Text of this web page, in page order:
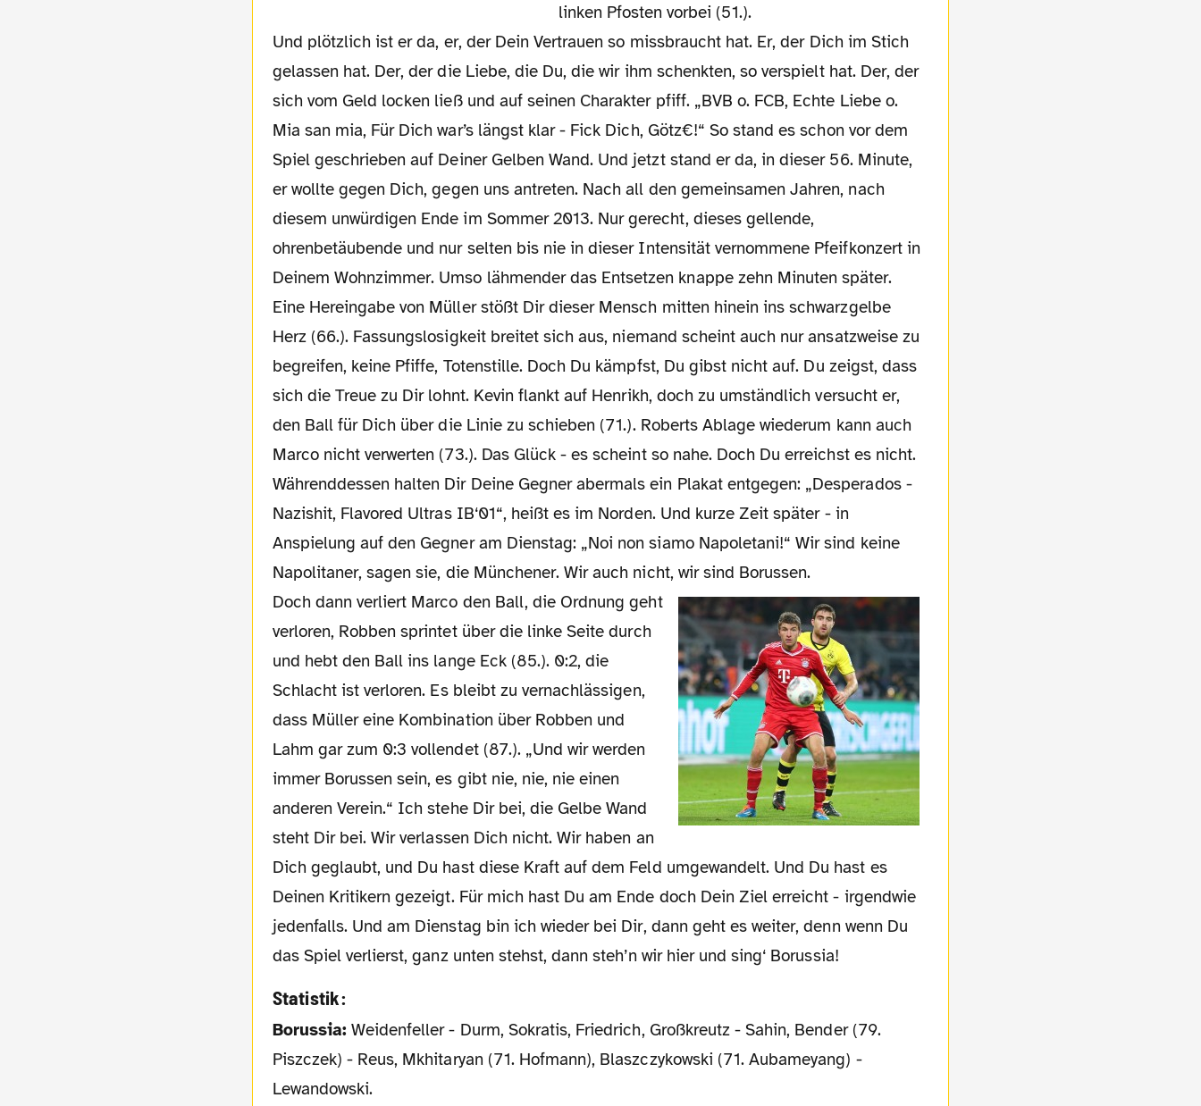
linken Pfosten vorbei (51.).
Und plötzlich ist er da, er, der Dein Vertrauen so missbraucht hat. Er, der Dich im Stich
gelassen hat. Der, der die Liebe, die Du, die wir ihm schenkten, so verspielt hat. Der, der
sich vom Geld locken ließ und auf seinen Charakter pfiff. „BVB o. FCB, Echte Liebe o.
Mia san mia, Für Dich war’s längst klar - Fick Dich, Götz€!“ So stand es schon vor dem
Spiel geschrieben auf Deiner Gelben Wand. Und jetzt stand er da, in dieser 56. Minute,
er wollte gegen Dich, gegen uns antreten. Nach all den gemeinsamen Jahren, nach
diesem unwürdigen Ende im Sommer 2013. Nur gerecht, dieses gellende,
ohrenbetäubende und nur selten bis nie in dieser Intensität vernommene Pfeifkonzert in
Deinem Wohnzimmer. Umso lähmender das Entsetzen knappe zehn Minuten später.
Eine Hereingabe von Müller stößt Dir dieser Mensch mitten hinein ins schwarzgelbe
Herz (66.). Fassungslosigkeit breitet sich aus, niemand scheint auch nur ansatzweise zu
begreifen, keine Pfiffe, Totenstille. Doch Du kämpfst, Du gibst nicht auf. Du zeigst, dass
sich die Treue zu Dir lohnt. Kevin flankt auf Henrikh, doch zu umständlich versucht er,
den Ball für Dich über die Linie zu schieben (71.). Roberts Ablage wiederum kann auch
Marco nicht verwerten (73.). Das Glück - es scheint so nahe. Doch Du erreichst es nicht.
Währenddessen halten Dir Deine Gegner abermals ein Plakat entgegen: „Desperados -
Nazishit, Flavored Ultras IB‘01“, heißt es im Norden. Und kurze Zeit später - in
Anspielung auf den Gegner am Dienstag: „Noi non siamo Napoletani!“ Wir sind keine
Napolitaner, sagen sie, die Münchener. Wir auch nicht, wir sind Borussen.
Doch dann verliert Marco den Ball, die Ordnung geht
verloren, Robben sprintet über die linke Seite durch
und hebt den Ball ins lange Eck (85.). 0:2, die
Schlacht ist verloren. Es bleibt zu vernachlässigen,
dass Müller eine Kombination über Robben und
Lahm gar zum 0:3 vollendet (87.). „Und wir werden
immer Borussen sein, es gibt nie, nie, nie einen
anderen Verein.“ Ich stehe Dir bei, die Gelbe Wand
steht Dir bei. Wir verlassen Dich nicht. Wir haben an
Dich geglaubt, und Du hast diese Kraft auf dem Feld umgewandelt. Und Du hast es
Deinen Kritikern gezeigt. Für mich hast Du am Ende doch Dein Ziel erreicht - irgendwie
jedenfalls. Und am Dienstag bin ich wieder bei Dir, dann geht es weiter, denn wenn Du
das Spiel verlierst, ganz unten stehst, dann steh’n wir hier und sing‘ Borussia!
Statistik:
Borussia: Weidenfeller - Durm, Sokratis, Friedrich, Großkreutz - Sahin, Bender (79.
Piszczek) - Reus, Mkhitaryan (71. Hofmann), Blaszczykowski (71. Aubameyang) -
Lewandowski.